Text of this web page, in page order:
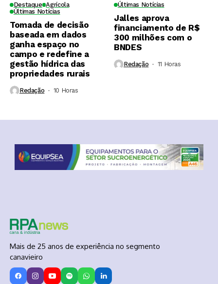
Destaque Agrícola
Últimas Notícias
Tomada de decisão
baseada em dados
ganha espaço no
campo e redefine a
gestão hídrica das
propriedades rurais
Redação 10 Horas ⁮
Últimas Notícias
Jalles aprova
financiamento de R$
300 milhões com o
BNDES
Redação 11 Horas ⁮
Mais de 25 anos de experiência no segmento
canavieiro